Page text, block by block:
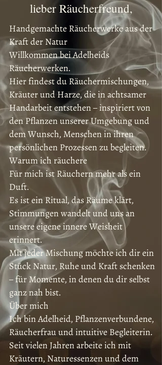
lieber Räucherfreund,
Handgemachte Räucherwerke aus der
Kraft der Natur
Willkommen bei Adelheids
Räucherwerken.
Hier findest du Räuchermischungen,
Kräuter und Harze, die in achtsamer
Handarbeit entstehen – inspiriert von
den Pflanzen unserer Umgebung und
dem Wunsch, Menschen in ihren
persönlichen Prozessen zu begleiten.
Warum ich räuchere
Für mich ist Räuchern mehr als ein
Duft.
Es ist ein Ritual, das Räume klärt,
Stimmungen wandelt und uns an
unsere eigene innere Weisheit
erinnert.
Mit jeder Mischung möchte ich dir ein
Stück Natur, Ruhe und Kraft schenken
– für Momente, in denen du dir selbst
ganz nah bist.
Über mich
Ich bin Adelheid, Pflanzenverbundene,
Räucherfrau und intuitive Begleiterin.
Seit vielen Jahren arbeite ich mit
Kräutern, Naturessenzen und dem